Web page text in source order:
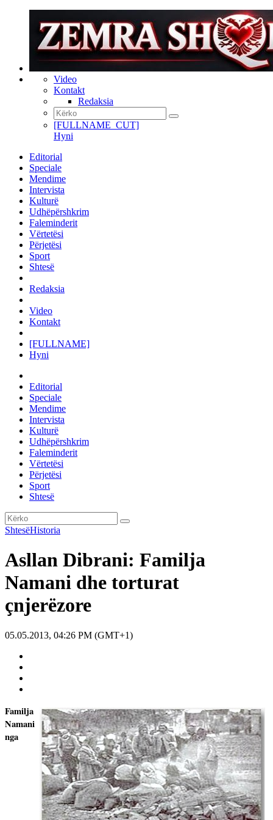
Video
Kontakt
Redaksia
[FULLNAME_CUT]
Hyni
Editorial
Speciale
Mendime
Intervista
Kulturë
Udhëpërshkrim
Faleminderit
Vërtetësi
Përjetësi
Sport
Shtesë
Redaksia
Video
Kontakt
[FULLNAME]
Hyni
Editorial
Speciale
Mendime
Intervista
Kulturë
Udhëpërshkrim
Faleminderit
Vërtetësi
Përjetësi
Sport
Shtesë
ShtesëHistoria
Asllan Dibrani: Familja
Namani dhe torturat
çnjerëzore
05.05.2013, 04:26 PM (GMT+1)
Familja
Namani
nga